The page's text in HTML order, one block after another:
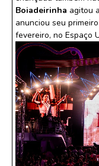
Boiadeirinha agitou
anunciou seu
fevereiro, no Espaço